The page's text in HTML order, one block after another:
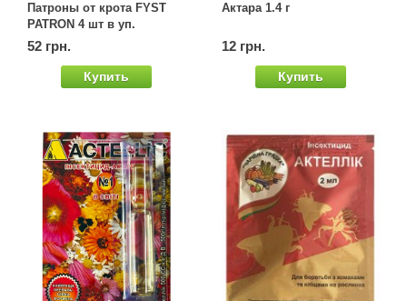
Патроны от крота FYST
PATRON 4 шт в уп.
52 грн.
Купить
Актара 1.4 г
12 грн.
Купить